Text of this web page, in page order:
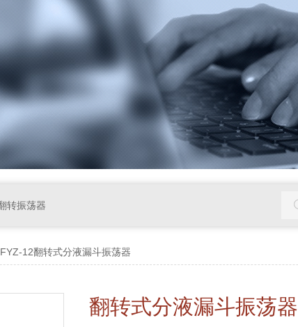
转振荡器
12翻转式分液漏斗振荡器
翻转式分液漏斗振荡器